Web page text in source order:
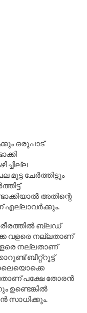
ഒരുപാട്
മുട്ട ചേർത്തിട്ടും
അതിന്റെ
എല്ലാവർക്കും.
ബ്ലഡ്
വളരെ നല്ലതാണ്
നല്ലതാണ്
ബീറ്റ്റൂട്ട്
പക്ഷേ തോരൻ
സാധിക്കും.